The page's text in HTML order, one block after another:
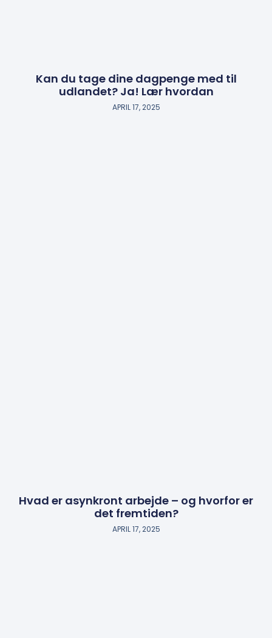
Kan du tage dine dagpenge med til
udlandet? Ja! Lær hvordan
APRIL 17, 2025
Hvad er asynkront arbejde – og hvorfor er
det fremtiden?
APRIL 17, 2025